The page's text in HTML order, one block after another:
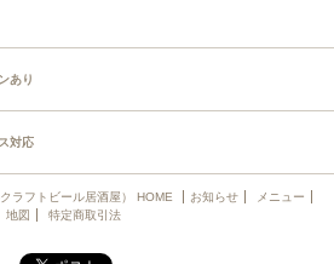
あり
対応
ラフトビール居酒屋） HOME お知らせ
メニュー
地図
特定商取引法